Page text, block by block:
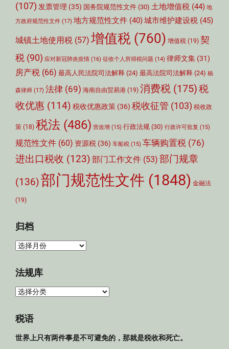
(107) 发票管理 (35) 国务院规范性文件 (30) 土地增值税 (44) 地
方政府规范性文件 (17) 地方规范性文件 (40)城市维护建设税 (45)
城镇土地使用税 (57) 增值税 (760) 增值税 (19) 契
税 (90) 应对新冠肺炎疫情 (16) 征收个人所得税问题 (14) 律师文集 (31)
房产税 (66) 最高人民法院司法解释 (24) 最高法院司法解释 (24) 杨
森律师 (17) 法律 (69) 海南自由贸易港 (19) 消费税 (175)税
收优惠 (114) 税收优惠政策 (36) 税收征管 (103) 税收政
策 (18) 税法 (486) 营改增 (15) 行政法规 (30) 行政许可批复 (15)
规范性文件 (60) 资源税 (36) 车船税 (15) 车辆购置税 (76)
进出口税收 (123) 部门工作文件 (53) 部门规章
(136)部门规范性文件 (1848) 金融法
(19)
归档
归
法规库
法
库
税语
世界上只有两件事是不可避免的，那就是税收和死亡。